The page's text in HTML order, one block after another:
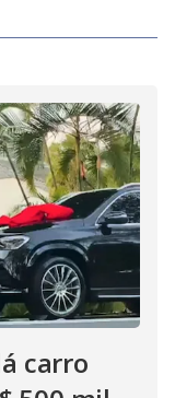
carro